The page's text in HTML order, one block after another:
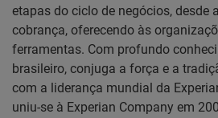
etapas do ciclo de negócios, desde
cobrança, oferecendo às
ferramentas. Com profundo
brasileiro, conjuga a força e a
com a liderança mundial da
uniu-se à Experian Company em